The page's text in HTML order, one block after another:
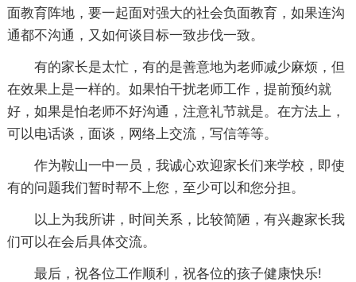
面教育阵地，要一起面对强大的社会负面教育，如果连沟
通都不沟通，又如何谈目标一致步伐一致。
有的家长是太忙，有的是善意地为老师减少麻烦，但
在效果上是一样的。如果怕干扰老师工作，提前预约就
好，如果是怕老师不好沟通，注意礼节就是。在方法上，
可以电话谈，面谈，网络上交流，写信等等。
作为鞍山一中一员，我诚心欢迎家长们来学校，即使
有的问题我们暂时帮不上您，至少可以和您分担。
以上为我所讲，时间关系，比较简陋，有兴趣家长我
们可以在会后具体交流。
最后，祝各位工作顺利，祝各位的孩子健康快乐!